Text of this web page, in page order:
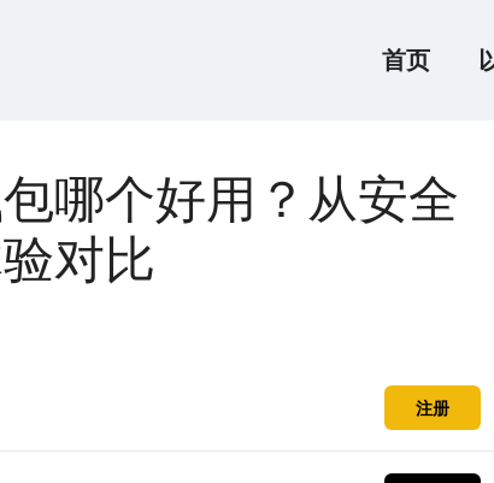
首页
哪个好用？从安全
对比
注册